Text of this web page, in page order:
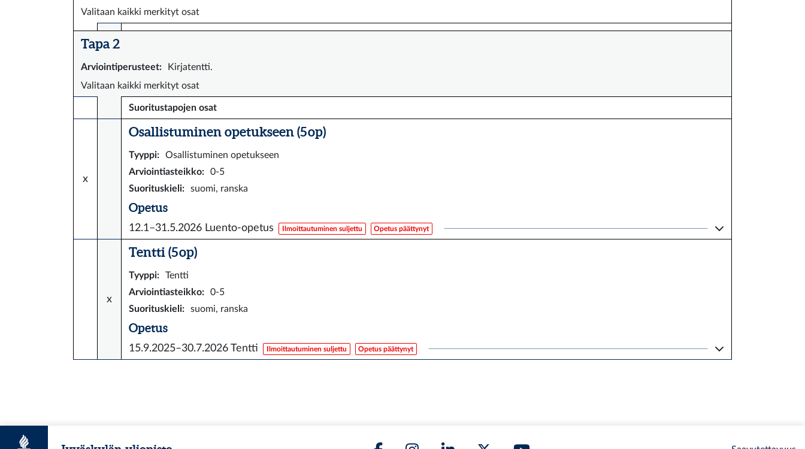
Valitaan kaikki merkityt osat
Tapa 2
Arviointiperusteet:
Kirjatentti.
Valitaan kaikki merkityt osat
Suoritustapojen osat
x
Osallistuminen opetukseen (5 op)
Tyyppi:
Osallistuminen opetukseen
Arviointiasteikko:
0-5
Suorituskieli: suomi, ranska
Opetus
12.1–31.5.2026 Luento-opetus Ilmoittautuminen suljettu Opetus päättynyt
x
Tentti (5 op)
Tyyppi:
Tentti
Arviointiasteikko:
0-5
Suorituskieli: suomi, ranska
Opetus
15.9.2025–30.7.2026 Tentti Ilmoittautuminen suljettu Opetus päättynyt